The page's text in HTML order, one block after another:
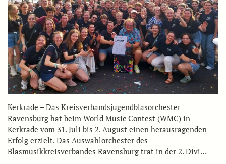
Kerkrade – Das Kreisverbandsjugendblasorchester
Ravensburg hat beim World Music Contest (WMC) in
Kerkrade vom 31. Juli bis 2. August einen herausragenden
Erfolg erzielt. Das Auswahlorchester des
Blasmusikkreisverbandes Ravensburg trat in der 2. Divi…